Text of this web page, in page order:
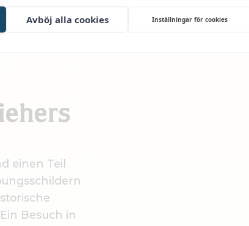
Avböj alla cookies Inställningar för cookies
einen Teil
Besuch in